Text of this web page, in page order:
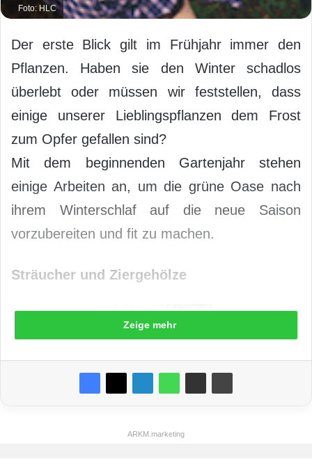
Foto: HLC
Der erste Blick gilt im Frühjahr immer den
Pflanzen. Haben sie den Winter schadlos
überlebt oder müssen wir feststellen, dass
einige unserer Lieblingspflanzen dem Frost
zum Opfer gefallen sind?
Mit dem beginnenden Gartenjahr stehen
einige Arbeiten an, um die grüne Oase nach
ihrem Winterschlaf auf die neue Saison
vorzubereiten und fit zu machen.
Sträucher und Ziergehölze
Zeige mehr
ARKM.marketing